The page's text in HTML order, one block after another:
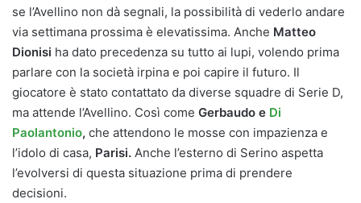
se l’Avellino non dà segnali, la possibilità di vederlo andare
via settimana prossima è elevatissima. Anche Matteo
Dionisi ha dato precedenza su tutto ai lupi, volendo prima
parlare con la società irpina e poi capire il futuro. Il
giocatore è stato contattato da diverse squadre di Serie D,
ma attende l’Avellino. Così come Gerbaudo e Di
Paolantonio, che attendono le mosse con impazienza e
l’idolo di casa, Parisi. Anche l’esterno di Serino aspetta
l’evolversi di questa situazione prima di prendere
decisioni.